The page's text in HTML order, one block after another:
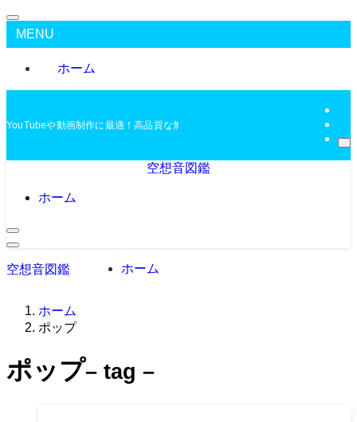
MENU
ホーム
YouTubeや動画制作に最適！高品質な無料BGMを配布中
空想音図鑑
ホーム
空想音図鑑 ホーム
ホーム
ポップ
ポップ– tag –